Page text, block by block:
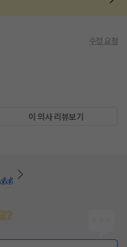
수정 요청
이 의사 리뷰보기
?